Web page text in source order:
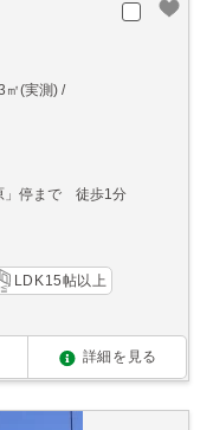
㎡(実測)
停まで 徒歩1分
LDK15帖以上
詳細を見る